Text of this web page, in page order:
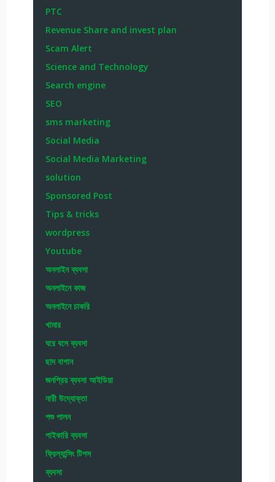
PTC
Revenue Share and invest plan
Scam Alert
Science and Technology
Search engine
SEO
sms marketing
Social Media
Social Media Marketing
solution
Sponsored Post
Tips & tricks
wordpress
Youtube
অনলাইন ব্যবসা
অনলাইনে কাজ
অনলাইনে চাকরি
খামার
ঘরে বসে ব্যবসা
ছাদ বাগান
জনপ্রিয় ব্যবসা আইডিয়া
নারী উদ্যোক্তা
পশু পালন
পাইকারি ব্যবসা
ফ্রিল্যান্সিং টিপস
ব্যবসা